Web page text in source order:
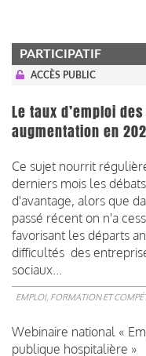
PARTICIPATIF
ACCÈS PUBLIC
Le taux d’emploi
augmentation en
Ce sujet nourrit
derniers mois les
d'avantage, alors que
passé récent on n'a
favorisant les départs
difficultés des
sociaux...
EMPLOI, FORMATION ET
Webinaire national «
publique hospitalière »